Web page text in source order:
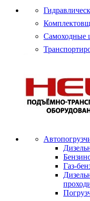
Самоходные
Газ-